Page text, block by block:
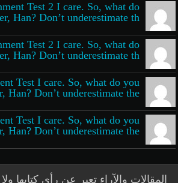
Test 2 I care. So, what do
Han? Don’t underestimate th...
Test 2 I care. So, what do
Han? Don’t underestimate th...
Test I care. So, what do you
Han? Don’t underestimate the...
Test I care. So, what do you
Han? Don’t underestimate the...
المقالات والآراء تعبر عن رأي كتابها